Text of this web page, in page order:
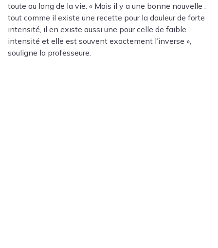
toute au long de la vie. « Mais il y a une bonne nouvelle :
tout comme il existe une recette pour la douleur de forte
intensité, il en existe aussi une pour celle de faible
intensité et elle est souvent exactement l’inverse »,
souligne la professeure.